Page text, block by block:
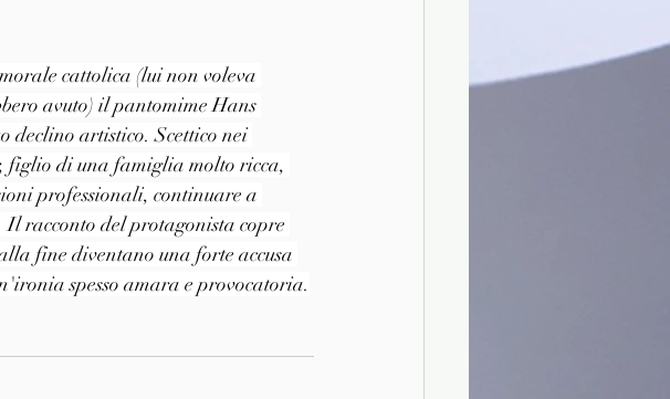
cattolica (lui non voleva
avuto) il pantomime Hans
declino artistico. Scettico nei
figlio di una famiglia molto ricca,
professionali, continuare a
Il racconto del protagonista copre
fine diventano una forte accusa
spesso amara e provocatoria.